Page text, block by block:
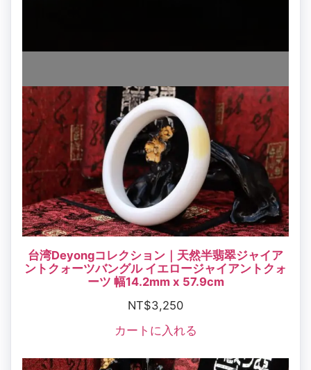
台湾Deyongコレクション｜天然半翡翠ジャイア
ントクォーツバングル イエロージャイアントクォ
ーツ 幅14.2mm x 57.9cm
NT$3,250
カートに入れる